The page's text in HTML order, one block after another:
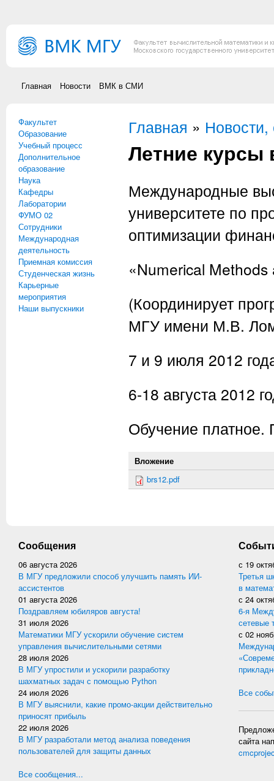
Главная Новости ВМК в СМИ
Факультет
Образование
Учебный процесс
Дополнительное
образование
Наука
Кафедры
Лаборатории
ФУМО 02
Сотрудники
Международная
деятельность
Приемная комиссия
Студенческая жизнь
Карьерные
мероприятия
Наши выпускники
Вы здесь
Главная »
Летние курсы
Международные
университете по
оптимизации
«Numerical
(Координирует
МГУ имени М.В.
7 и 9 июля 2012
6-18 августа 2012
Обучение
Вложение
brs12.pdf
Сообщения
06 августа 2026
В МГУ предложили способ улучшить память ИИ-
ассистентов
01 августа 2026
Поздравляем юбиляров августа!
31 июля 2026
Математики МГУ ускорили обучение систем
управления вычислительными сетями
28 июля 2026
В МГУ упростили и ускорили разработку
шахматных задач с помощью Python
24 июля 2026
В МГУ выяснили, какие промо-акции действительно
приносят прибыль
22 июля 2026
В МГУ разработали метод анализа поведения
пользователей для защиты данных
Все сообщения...
с 19
Третья
в
с 24
6-я
сетевые
с 02
Все
сайта